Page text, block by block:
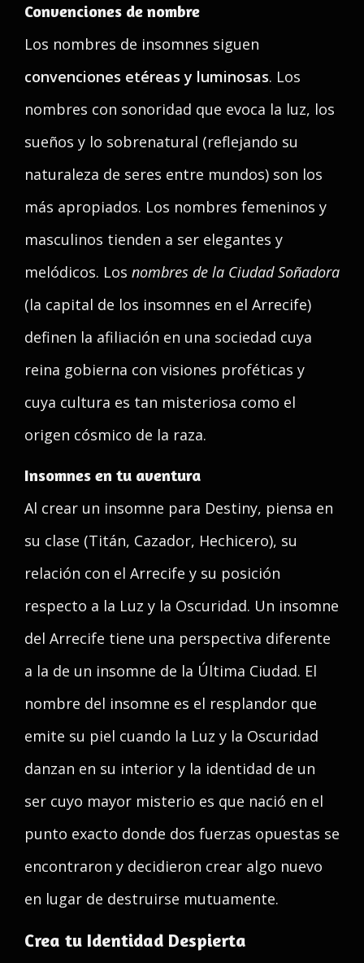
Convenciones de nombre
Los nombres de insomnes siguen
convenciones etéreas y luminosas. Los
nombres con sonoridad que evoca la luz, los
sueños y lo sobrenatural (reflejando su
naturaleza de seres entre mundos) son los
más apropiados. Los nombres femeninos y
masculinos tienden a ser elegantes y
melódicos. Los nombres de la Ciudad Soñadora
(la capital de los insomnes en el Arrecife)
definen la afiliación en una sociedad cuya
reina gobierna con visiones proféticas y
cuya cultura es tan misteriosa como el
origen cósmico de la raza.
Insomnes en tu aventura
Al crear un insomne para Destiny, piensa en
su clase (Titán, Cazador, Hechicero), su
relación con el Arrecife y su posición
respecto a la Luz y la Oscuridad. Un insomne
del Arrecife tiene una perspectiva diferente
a la de un insomne de la Última Ciudad. El
nombre del insomne es el resplandor que
emite su piel cuando la Luz y la Oscuridad
danzan en su interior y la identidad de un
ser cuyo mayor misterio es que nació en el
punto exacto donde dos fuerzas opuestas se
encontraron y decidieron crear algo nuevo
en lugar de destruirse mutuamente.
Crea tu Identidad Despierta